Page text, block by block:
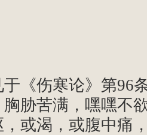
《伤寒论》第96
胁苦满，嘿嘿不
或渴，或腹中痛